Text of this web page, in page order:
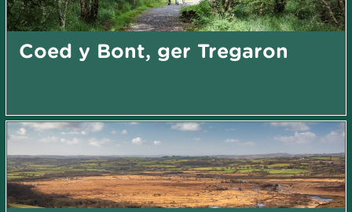
Coed y Bont, ger Tregaron